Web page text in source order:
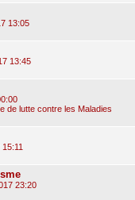
13:05
13:45
de lutte contre les Maladies
23:20